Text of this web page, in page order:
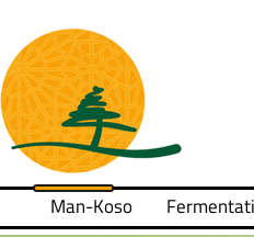
Man-Koso